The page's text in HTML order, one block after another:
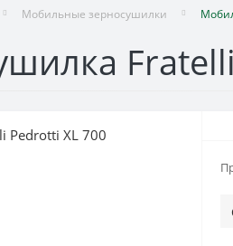
Мобильные зерносушилки